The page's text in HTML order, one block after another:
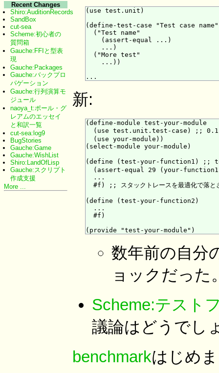
(use test.unit)
(define-test-case "Test case name"
  ("Test name"
    (assert-equal ...)
    ...)
  ("More test"
    ...))
新:
(define-module test-your-module
(use test.unit.test-case) ;;
  (use your-module))
(select-module your-module)
(define (test-your-function1) ;; test-
(assert-equal 29 (your-
  ...
#f) ;; スタックトレースを最適化で落と
(define (test-your-function2)
  ...
  #f)
数年前の自分
ョックだった
Scheme:テスト
議論はどうでし
benchmarkはじめ
Recent Changes
Shiro:AuditionRecords
SandBox
cut-sea
Scheme:初心者の
質問箱
Gauche:FFIと型表
現
Gauche:Packages
Gauche:バックプロ
パゲーション
Gauche:行列演算モ
ジュール
naoya_t:ポール・グ
レアムのエッセイ
と和訳一覧
cut-sea:log9
BugStories
Gauche:Game
Gauche:WishList
Shiro:LandOfLisp
Gauche:スクリプト
作成支援
More ...